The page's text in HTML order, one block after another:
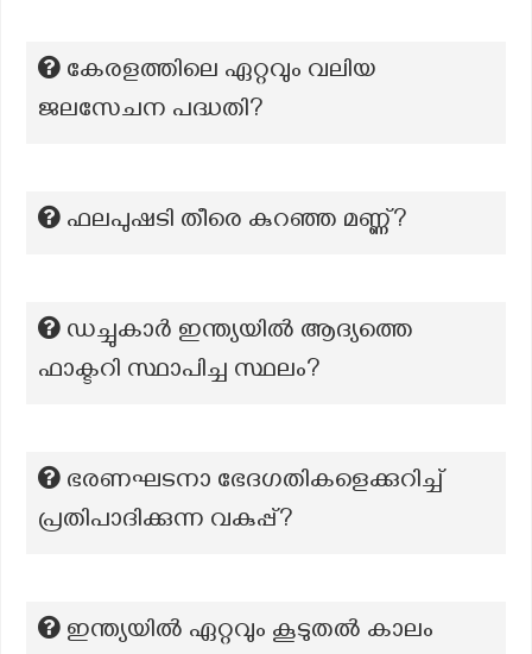
കേരളത്തിലെ ഏറ്റവും വലിയ
ജലസേചന പദ്ധതി?
ഫലപുഷടി തീരെ കുറഞ്ഞ മണ്ണ്?
ഡച്ചുകാർ ഇന്ത്യയിൽ ആദ്യത്തെ
ഫാക്ടറി സ്ഥാപിച്ച സ്ഥലം?
ഭരണഘടനാ ഭേദഗതികളെക്കുറിച്ച്
പ്രതിപാദിക്കുന്ന വകുപ്പ്?
ഇന്ത്യയിൽ ഏറ്റവും കൂടുതൽ കാലം